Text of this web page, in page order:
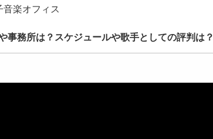
楽オフィス
事務所は？スケジュールや歌手としての評判は？